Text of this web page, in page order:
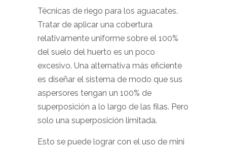
Técnicas de riego para los aguacates.
Tratar de aplicar una cobertura
relativamente uniforme sobre el 100%
del suelo del huerto es un poco
excesivo. Una alternativa más eficiente
es diseñar el sistema de modo que sus
aspersores tengan un 100% de
superposición a lo largo de las filas. Pero
solo una superposición limitada.
Esto se puede lograr con el uso de mini